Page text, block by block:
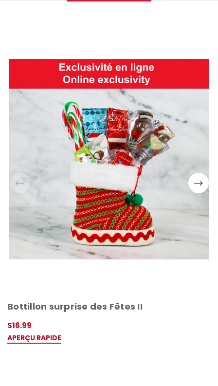
Bottillon surprise des Fêtes II
$16.99
APERÇU RAPIDE